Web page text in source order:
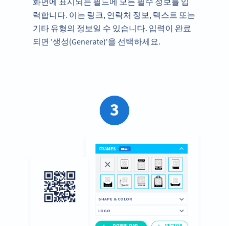
력합니다. 이는 링크, 연락처 정보, 텍스트 또는
기타 유형의 정보일 수 있습니다. 입력이 완료
되면 '생성(Generate)'을 선택하세요.
3